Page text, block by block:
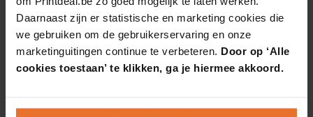
Daarnaast zijn er statistische en marketing cookies die
we gebruiken om de gebruikerservaring en onze
marketinguitingen continue te verbeteren. Door op ‘Alle
cookies toestaan’ te klikken, ga je hiermee akkoord.